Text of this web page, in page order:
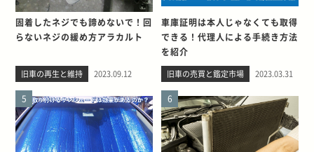
固着したネジでも諦めないで！回
らないネジの緩め方アラカルト
旧車の再生と維持 2023.09.12
車庫証明は本人じゃなくても取得
できる！代理人による手続き方法
を紹介
旧車の売買と鑑定市場 2023.03.31
5 6